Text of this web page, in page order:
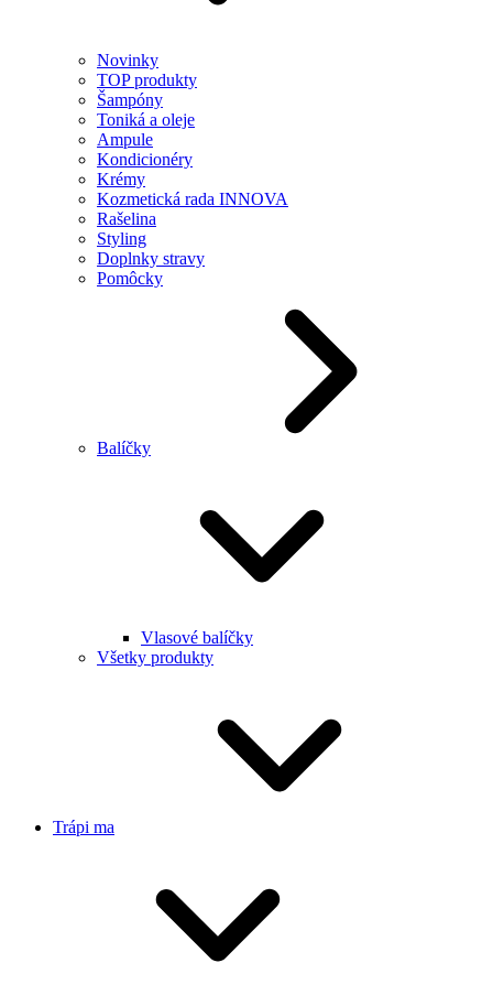
Novinky
TOP produkty
Šampóny
Toniká a oleje
Ampule
Kondicionéry
Krémy
Kozmetická rada INNOVA
Rašelina
Styling
Doplnky stravy
Pomôcky
Balíčky
Vlasové balíčky
Všetky produkty
Trápi ma